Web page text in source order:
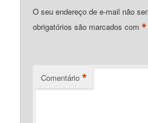
O seu endereço de e-mail não
obrigatórios são marcados com*
Comentário *